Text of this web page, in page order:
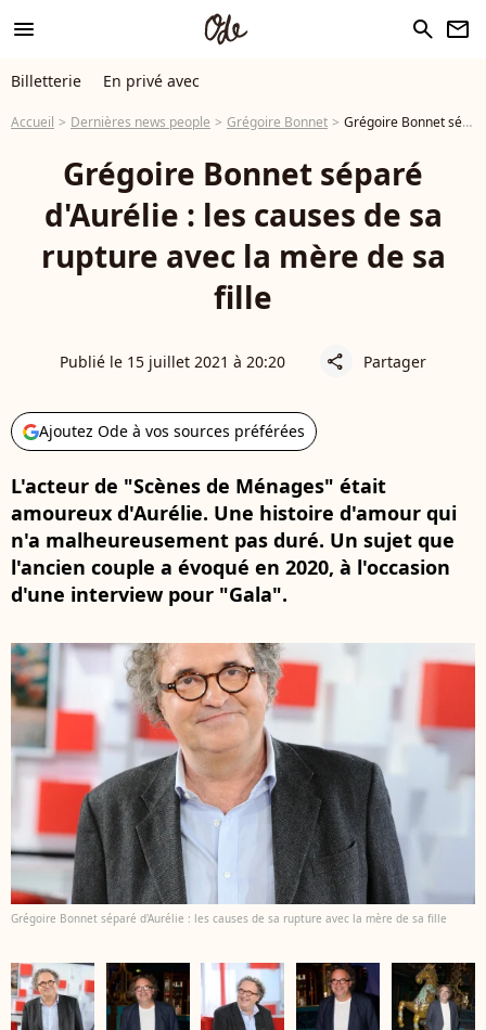
menu search newsletter
Billetterie En privé avec
Accueil Dernières news people Grégoire Bonnet Grégoire Bonnet séparé d'Aurélie : les causes de sa rupture avec la mère de sa fille
Grégoire Bonnet séparé
d'Aurélie : les causes de sa
rupture avec la mère de sa
fille
Publié le 15 juillet 2021 à 20:20 share Partager
Ajoutez Ode à vos sources préférées
L'acteur de "Scènes de Ménages" était
amoureux d'Aurélie. Une histoire d'amour qui
n'a malheureusement pas duré. Un sujet que
l'ancien couple a évoqué en 2020, à l'occasion
d'une interview pour "Gala".
Grégoire Bonnet séparé d'Aurélie : les causes de sa rupture avec la mère de sa fille